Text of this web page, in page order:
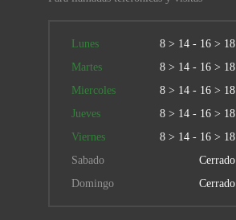
Lunes
8 > 14 - 16 > 18
Martes
8 > 14 - 16 > 18
Miercoles
8 > 14 - 16 > 18
Jueves
8 > 14 - 16 > 18
Viernes
8 > 14 - 16 > 18
Sabado
Cerrado
Domingo
Cerrado